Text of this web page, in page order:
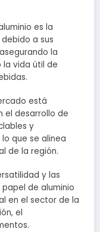
es la
a sus
la
vida útil de
está
el desarrollo de
y
que se alinea
de la región.
y las
de aluminio
en el sector de la
el